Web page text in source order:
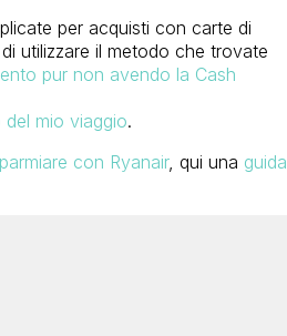
per acquisti con carte di
utilizzare il metodo che trovate
pur non avendo la Cash
del mio viaggio.
con Ryanair, qui una guida